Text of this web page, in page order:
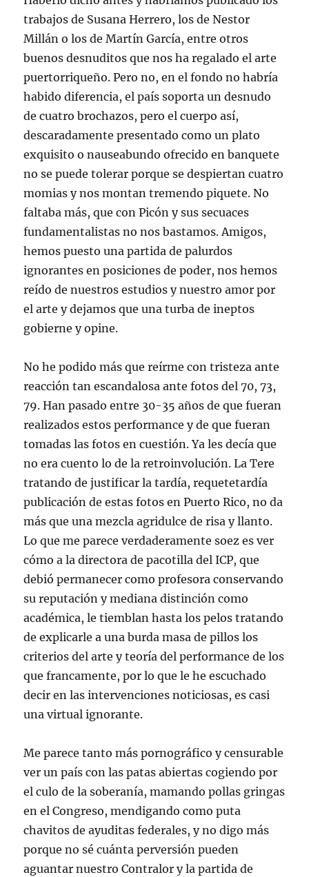
trabajos de Susana Herrero, los de Nestor
Millán o los de Martín García, entre otros
buenos desnuditos que nos ha regalado el arte
puertorriqueño. Pero no, en el fondo no habría
habido diferencia, el país soporta un desnudo
de cuatro brochazos, pero el cuerpo así,
descaradamente presentado como un plato
exquisito o nauseabundo ofrecido en banquete
no se puede tolerar porque se despiertan cuatro
momias y nos montan tremendo piquete. No
faltaba más, que con Picón y sus secuaces
fundamentalistas no nos bastamos. Amigos,
hemos puesto una partida de palurdos
ignorantes en posiciones de poder, nos hemos
reído de nuestros estudios y nuestro amor por
el arte y dejamos que una turba de ineptos
gobierne y opine.
No he podido más que reírme con tristeza ante
reacción tan escandalosa ante fotos del 70, 73,
79. Han pasado entre 30-35 años de que fueran
realizados estos performance y de que fueran
tomadas las fotos en cuestión. Ya les decía que
no era cuento lo de la retroinvolución. La Tere
tratando de justificar la tardía, requetetardía
publicación de estas fotos en Puerto Rico, no da
más que una mezcla agridulce de risa y llanto.
Lo que me parece verdaderamente soez es ver
cómo a la directora de pacotilla del ICP, que
debió permanecer como profesora conservando
su reputación y mediana distinción como
académica, le tiemblan hasta los pelos tratando
de explicarle a una burda masa de pillos los
criterios del arte y teoría del performance de los
que francamente, por lo que le he escuchado
decir en las intervenciones noticiosas, es casi
una virtual ignorante.
Me parece tanto más pornográfico y censurable
ver un país con las patas abiertas cogiendo por
el culo de la soberanía, mamando pollas gringas
en el Congreso, mendigando como puta
chavitos de ayuditas federales, y no digo más
porque no sé cuánta perversión pueden
aguantar nuestro Contralor y la partida de